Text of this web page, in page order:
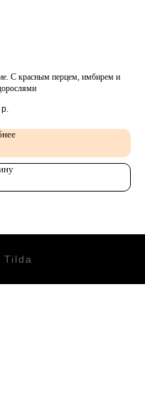
С красным перцем, имбирем и
р.
Tilda